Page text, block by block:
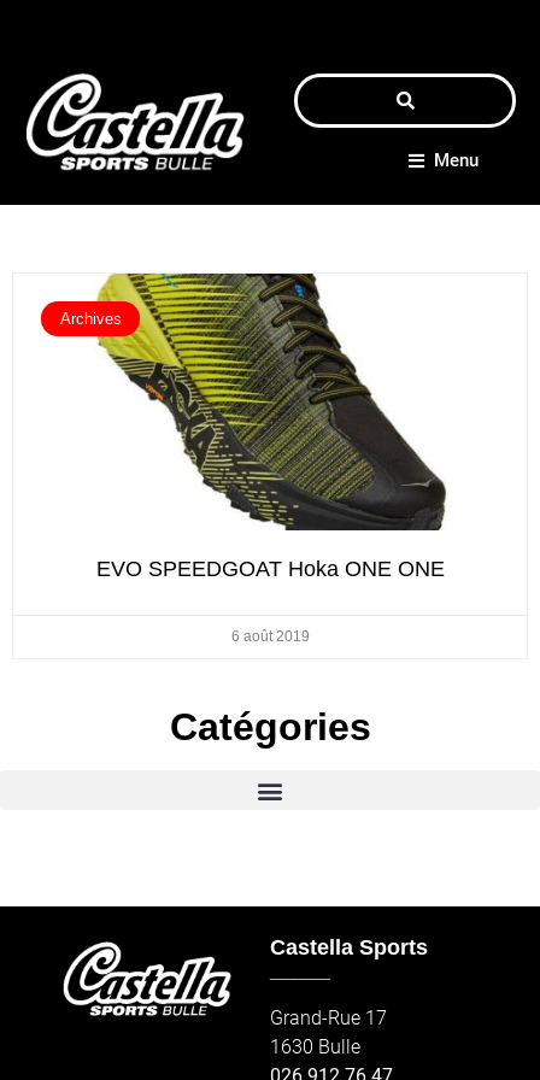
Menu
Archives
EVO SPEEDGOAT Hoka ONE ONE
6 août 2019
Catégories
Castella Sports
Grand-Rue 17
1630 Bulle